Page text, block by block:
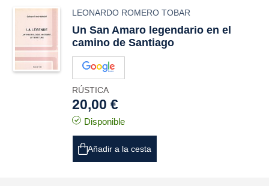
LEONARDO ROMERO TOBAR
Un San Amaro legendario en el
camino de Santiago
RÚSTICA
20,00 €
Disponible
Añadir a la cesta